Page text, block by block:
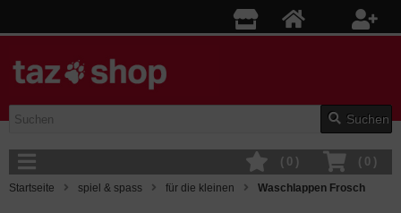
Suchen
( 0 )
( 0 )
Startseite spiel & spass für die kleinen Waschlappen Frosch